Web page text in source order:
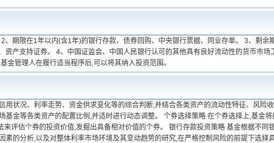
、期限在1年以内(含1年)的银行存款、债券回购、中央银行票据、同业存单。 3、剩余
产支持证券。 4、中国证监会、中国人民银行认可的其他具有良好流动性的货币市场
金管理人在履行适当程序后,可以将其纳入投资范围。
状况、利率走势、资金供求变化等的综合判断,并结合各类资产的流动性特征、风险收
基金等各类资产的配置比例,并适时进行动态调整。 个券选择策略 在个券选择上,基金将
评估个券的投资价值,发掘出具备相对价值的个券。 银行存款投资策略 基金根据不同
素的分析,以及对整体利率市场环境及其变动趋势的研究,在严格控制风险的前提下选择